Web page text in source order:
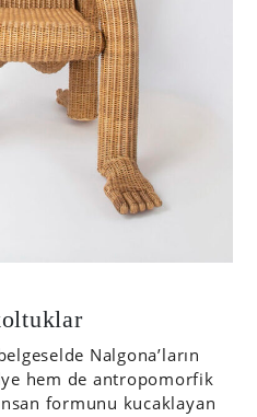
Nalgona’ların
hem de antropomorfik
formunu kucaklayan